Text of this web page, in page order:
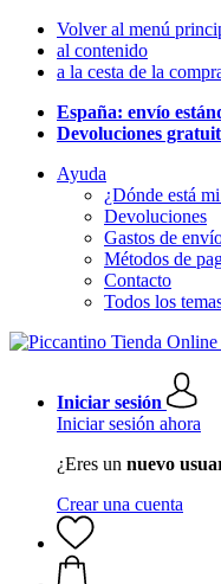
Volver al menú
al contenido
a la cesta de la
España: envío
Devoluciones
Ayuda
¿Dónde está
Devoluciones
Gastos de
Métodos de
Contacto
Todos los
Iniciar sesión
Iniciar sesión ahora
¿Eres un nuevo
Crear una cuenta